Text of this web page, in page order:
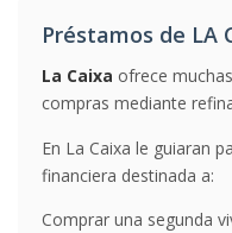
Préstamos de LA
La Caixa ofrece
compras mediante
En La Caixa le guiaran
financiera destinada a:
Comprar una segunda